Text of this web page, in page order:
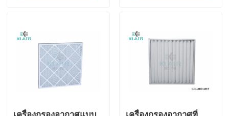
เกี่ยวกับเรา
ทัวร์โรงงาน